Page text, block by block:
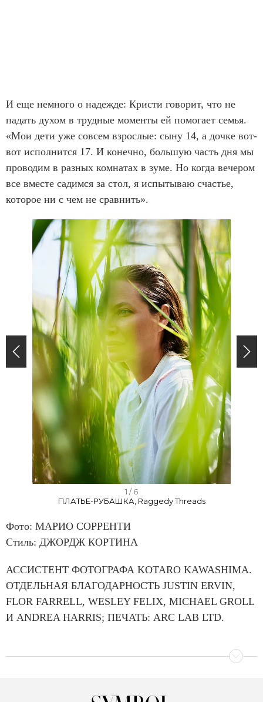
И еще немного о надежде: Кристи говорит, что не
падать духом в трудные моменты ей помогает семья.
«Мои дети уже совсем взрослые: сыну 14, а дочке вот-
вот исполнится 17. И конечно, большую часть дня мы
проводим в разных комнатах в зуме. Но когда вечером
все вместе садимся за стол, я испытываю счастье,
которое ни с чем не сравнить».
e
m
o
f
6
1 / 6
ПЛАТЬЕ-РУБАШКА, Raggedy Threads
Фото: МАРИО СОРРЕНТИ
Стиль: ДЖОРДЖ КОРТИНА
АССИСТЕНТ ФОТОГРАФА KOTARO KAWASHIMA.
ОТДЕЛЬНАЯ БЛАГОДАРНОСТЬ JUSTIN ERVIN,
FLOR FARRELL, WESLEY FELIX, MICHAEL GROLL
И ANDREA HARRIS; ПЕЧАТЬ: ARC LAB LTD.